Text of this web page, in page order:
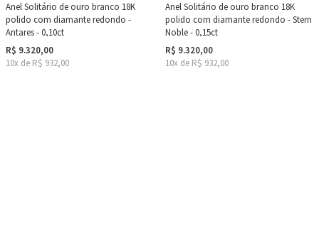
Anel Solitário de ouro branco 18K
polido com diamante redondo -
Antares - 0,10ct
R$ 9.320,00
10x de R$ 932,00
Anel Solitário de ouro branco 18K
polido com diamante redondo - Stern
Noble - 0,15ct
R$ 9.320,00
10x de R$ 932,00